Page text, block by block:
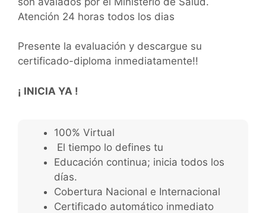
Atención 24 horas todos los dias
Presente la evaluación y descargue su
certificado-diploma inmediatamente!!
¡ INICIA YA !
100% Virtual
El tiempo lo defines tu
Educación continua; inicia todos los
días.
Cobertura Nacional e Internacional
Certificado automático inmediato